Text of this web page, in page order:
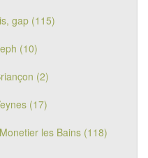
gap (115)
(10)
(2)
(17)
les Bains (118)